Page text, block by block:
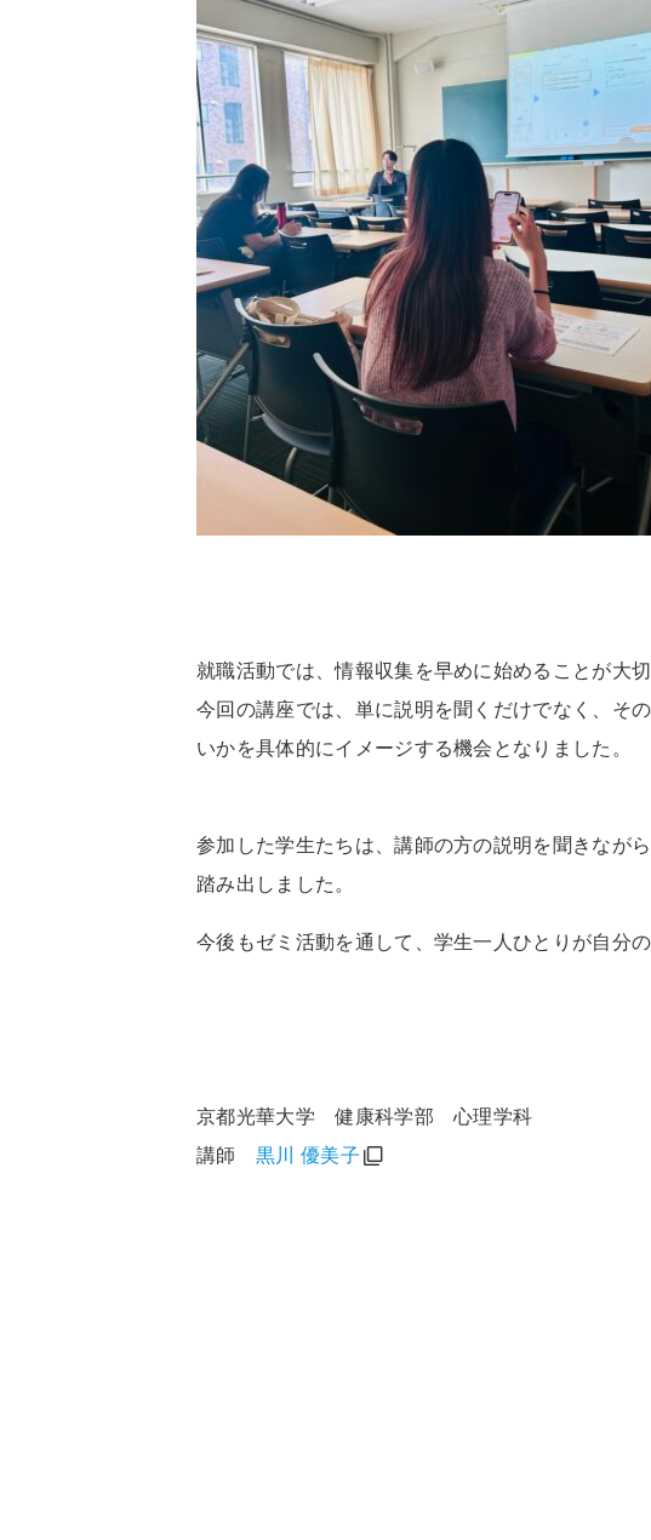
就職活動では、情報収集を早めに始めることが大切
今回の講座では、単に説明を聞くだけでなく、そ
いかを具体的にイメージする機会となりました。
参加した学生たちは、講師の方の説明を聞きなが
踏み出しました。
今後もゼミ活動を通して、学生一人ひとりが自分
京都光華大学 健康科学部 心理学科
講師 黒川 優美子